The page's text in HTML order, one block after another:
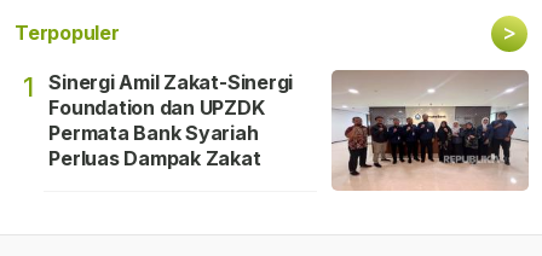
Terpopuler >
1
Sinergi Amil Zakat-Sinergi
Foundation dan UPZDK
Permata Bank Syariah
Perluas Dampak Zakat